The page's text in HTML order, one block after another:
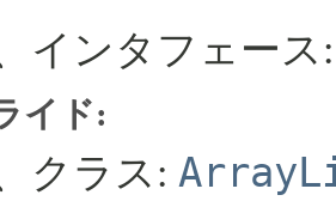
インタフェー
イド:
クラス: